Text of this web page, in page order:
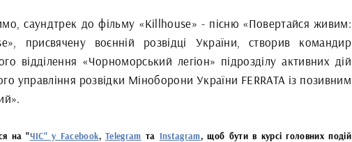
саундтрек до фільму «Killhouse» - пісню «Повертайся живим:
присвячену воєнній розвідці України, створив командир
відділення «Чорноморський легіон» підрозділу активних дій
управління розвідки Міноборони України FERRATA із позивним
на "ЧІС" у Facebook,Telegram та Instagram, щоб бути в курсі головних подій